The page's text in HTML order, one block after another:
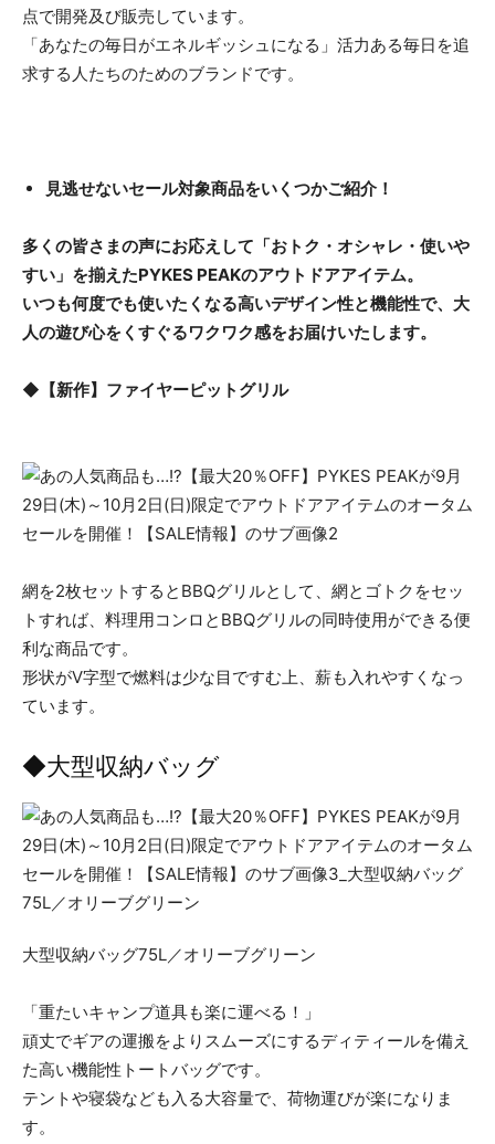
点で開発及び販売しています。
「あなたの毎⽇がエネルギッシュになる」活⼒ある毎日を追
求する⼈たちのためのブランドです。
見逃せないセール対象商品をいくつかご紹介！
多くの皆さまの声にお応えして「おトク・オシャレ・使いや
すい」を揃えたPYKES PEAKのアウトドアアイテム。
いつも何度でも使いたくなる高いデザイン性と機能性で、大
人の遊び心をくすぐるワクワク感をお届けいたします。
◆【新作】ファイヤーピットグリル
網を2枚セットするとBBQグリルとして、網とゴトクをセッ
トすれば、料理用コンロとBBQグリルの同時使用ができる便
利な商品です。
形状がV字型で燃料は少な目ですむ上、薪も入れやすくなっ
ています。
◆大型収納バッグ
大型収納バッグ75L／オリーブグリーン
「重たいキャンプ道具も楽に運べる！」
頑丈でギアの運搬をよりスムーズにするディティールを備え
た高い機能性トートバッグです。
テントや寝袋なども入る大容量で、荷物運びが楽になりま
す。